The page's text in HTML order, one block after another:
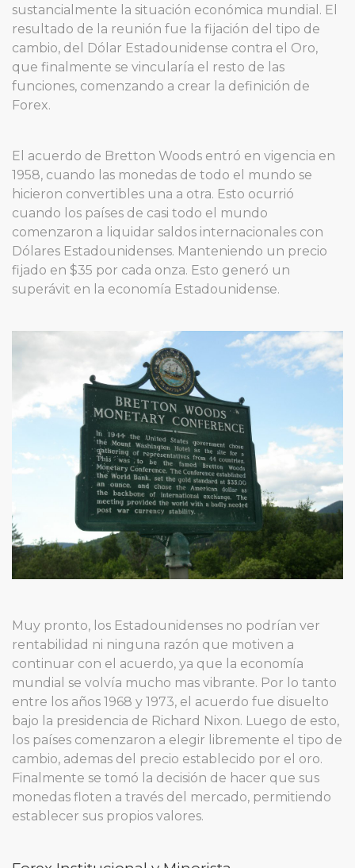
sustancialmente la situación económica mundial. El
resultado de la reunión fue la fijación del tipo de
cambio, del Dólar Estadounidense contra el Oro,
que finalmente se vincularía el resto de las
funciones, comenzando a crear la definición de
Forex.
El acuerdo de Bretton Woods entró en vigencia en
1958, cuando las monedas de todo el mundo se
hicieron convertibles una a otra. Esto ocurrió
cuando los países de casi todo el mundo
comenzaron a liquidar saldos internacionales con
Dólares Estadounidenses. Manteniendo un precio
fijado en $35 por cada onza. Esto generó un
superávit en la economía Estadounidense.
Muy pronto, los Estadounidenses no podrían ver
rentabilidad ni ninguna razón que motiven a
continuar con el acuerdo, ya que la economía
mundial se volvía mucho mas vibrante. Por lo tanto
entre los años 1968 y 1973, el acuerdo fue disuelto
bajo la presidencia de Richard Nixon. Luego de esto,
los países comenzaron a elegir libremente el tipo de
cambio, ademas del precio establecido por el oro.
Finalmente se tomó la decisión de hacer que sus
monedas floten a través del mercado, permitiendo
establecer sus propios valores.